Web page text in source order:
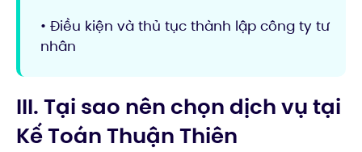
• Điều kiện và thủ tục thành lập công ty tư
nhân
III. Tại sao nên chọn dịch vụ tại
Kế Toán Thuận Thiên